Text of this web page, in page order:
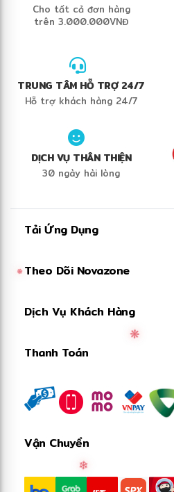
Cho tất cả đơn hàng
trên 3.000.000VNĐ
TRUNG TÂM HỖ TRỢ 24/7
Hỗ trợ khách hàng 24/7
DỊCH VỤ THÂN THIỆN
30 ngày hài lòng
Tải Ứng Dụng
Theo Dõi Novazone
Dịch Vụ Khách Hàng
Thanh Toán
Vận Chuyển